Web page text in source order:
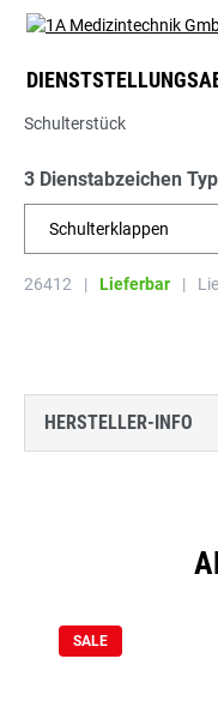
Schulterstück
3 Dienstabzeichen
Schulterklappen
26412 | Lieferbar |
HERSTELLER-INFO
SALE